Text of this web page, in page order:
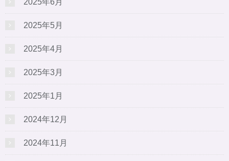
2025年6月
2025年5月
2025年4月
2025年3月
2025年1月
2024年12月
2024年11月